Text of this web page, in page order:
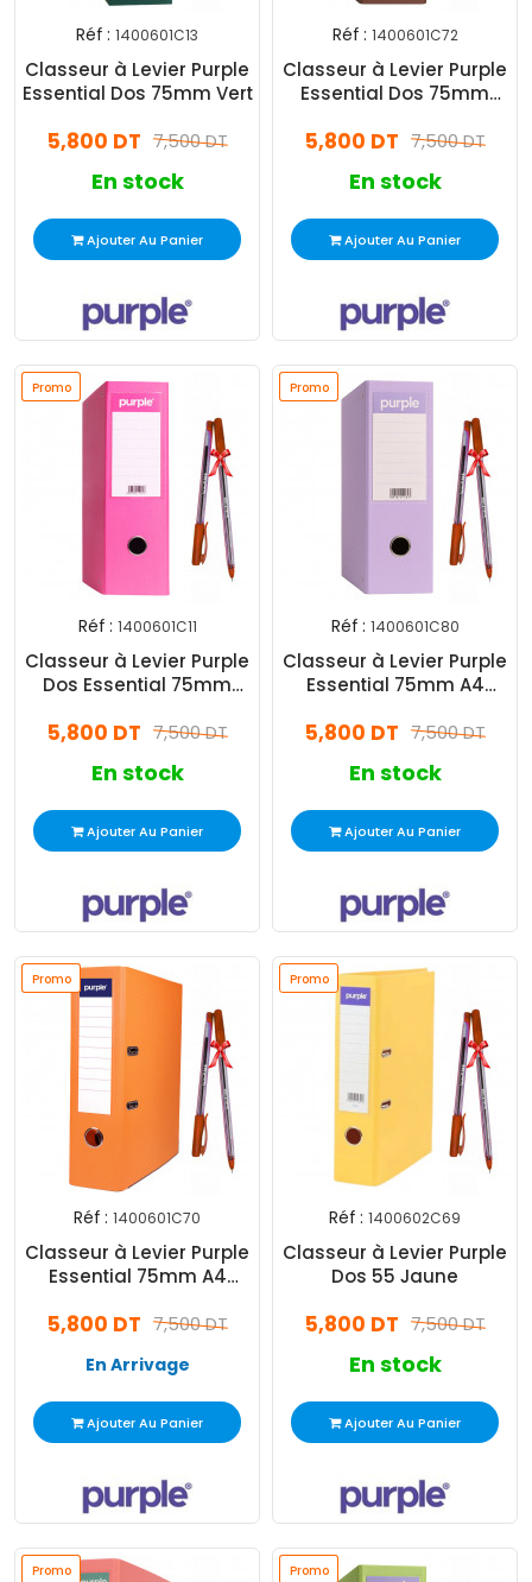
Réf : 1400601C13
Classeur à Levier Purple
Essential Dos 75mm Vert
7,500 DT
5,800 DT
En stock
Ajouter Au Panier
Réf : 1400601C72
Classeur à Levier Purple
Essential Dos 75mm
7,500 DT
5,800 DT
En stock
Ajouter Au Panier
Promo
Promo
Réf : 1400601C11
Classeur à Levier Purple
Dos Essential 75mm
7,500 DT
5,800 DT
En stock
Ajouter Au Panier
Promo
Promo
Réf : 1400601C80
Classeur à Levier Purple
Essential 75mm A4
7,500 DT
5,800 DT
En stock
Ajouter Au Panier
Promo
Promo
Réf : 1400601C70
Classeur à Levier Purple
Essential 75mm A4
7,500 DT
5,800 DT
En Arrivage
Ajouter Au Panier
Promo
Réf : 1400602C69
Classeur à Levier Purple
Dos 55 Jaune
7,500 DT
5,800 DT
En stock
Ajouter Au Panier
Promo
Promo Promo
Promo